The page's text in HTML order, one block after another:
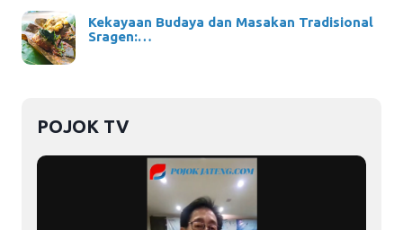
Kekayaan Budaya dan Masakan Tradisional
Sragen:…
POJOK TV